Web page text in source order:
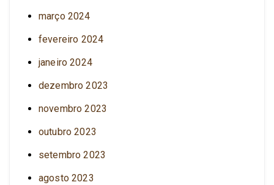
março 2024
fevereiro 2024
janeiro 2024
dezembro 2023
novembro 2023
outubro 2023
setembro 2023
agosto 2023